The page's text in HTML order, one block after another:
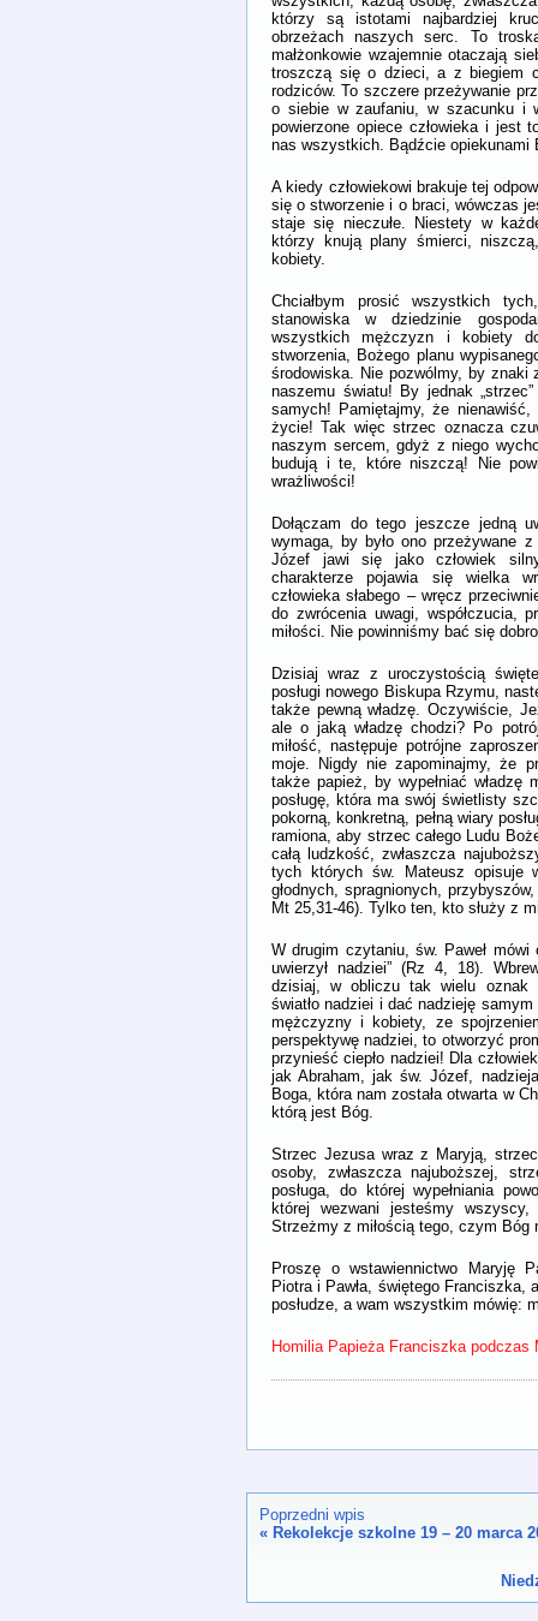
którzy są istotami najbardziej
obrzeżach naszych serc. To
małżonkowie wzajemnie otaczają
troszczą się o dzieci, a z biegiem
rodziców. To szczere przeżywanie
o siebie w zaufaniu, w szacunku i
powierzone opiece człowieka i jest
nas wszystkich. Bądźcie opiekunami
A kiedy człowiekowi brakuje tej
się o stworzenie i o braci, wówczas
staje się nieczułe. Niestety w
którzy knują plany śmierci,
kobiety.
Chciałbym prosić wszystkich
stanowiska w dziedzinie
wszystkich mężczyzn i kobiety
stworzenia, Bożego planu
środowiska. Nie pozwólmy, by znaki
naszemu światu! By jednak
samych! Pamiętajmy, że
życie! Tak więc strzec oznacza
naszym sercem, gdyż z niego
budują i te, które niszczą! Nie
wrażliwości!
Dołączam do tego jeszcze jedną
wymaga, by było ono przeżywane
Józef jawi się jako człowiek
charakterze pojawia się wielka
człowieka słabego – wręcz
do zwrócenia uwagi, współczucia,
miłości. Nie powinniśmy bać się
Dzisiaj wraz z uroczystością
posługi nowego Biskupa Rzymu,
także pewną władzę. Oczywiście,
ale o jaką władzę chodzi? Po
miłość, następuje potrójne
moje. Nigdy nie zapominajmy, że
także papież, by wypełniać
posługę, która ma swój świetlisty
pokorną, konkretną, pełną wiary
ramiona, aby strzec całego Ludu
całą ludzkość, zwłaszcza
tych których św. Mateusz opisuje
głodnych, spragnionych,
Mt 25,31-46). Tylko ten, kto służy z
W drugim czytaniu, św. Paweł mówi
uwierzył nadziei” (Rz 4, 18).
dzisiaj, w obliczu tak wielu oznak
światło nadziei i dać nadzieję
mężczyzny i kobiety, ze
perspektywę nadziei, to otworzyć
przynieść ciepło nadziei! Dla
jak Abraham, jak św. Józef,
Boga, która nam została otwarta w
którą jest Bóg.
Strzec Jezusa wraz z Maryją,
osoby, zwłaszcza najuboższej,
posługa, do której wypełniania
której wezwani jesteśmy wszyscy,
Strzeżmy z miłością tego, czym Bóg
Proszę o wstawiennictwo Maryję
Piotra i Pawła, świętego Franciszka,
posłudze, a wam wszystkim mówię:
Homilia Papieża Franciszka podczas
Poprzedni wpis
« Rekolekcje szkolne 19 – 20 marca